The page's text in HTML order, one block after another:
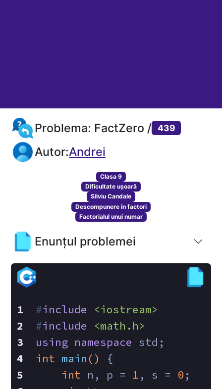
Problema: FactZero / 439
Autor:Andrei
Clasa 9
Dificultate ușoară
Silviu Candale
Descompunere in factori
Factorialul unui numar
Enunțul problemei
#include
<iostream>
#include
<math.h>
using namespace std;
int main ()
{
int n, p = 1 , s = 0 ;